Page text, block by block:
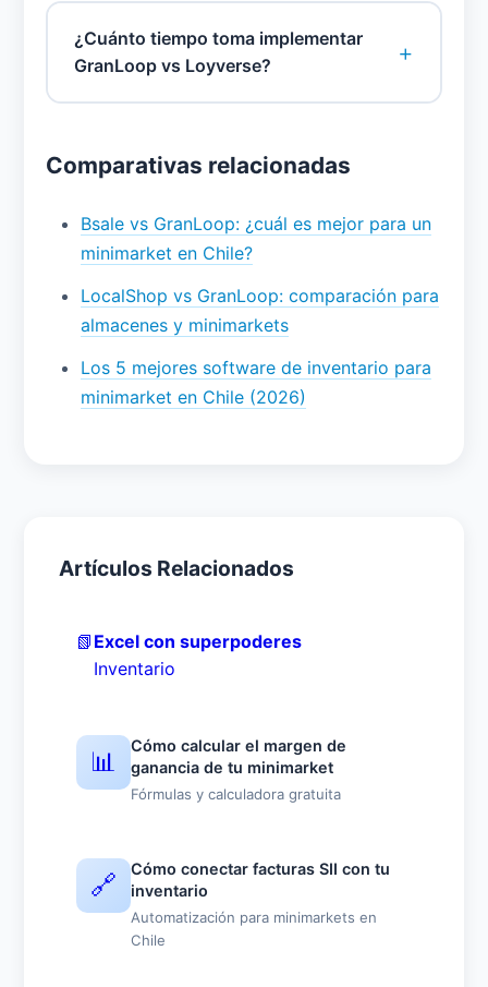
¿Cuánto tiempo toma implementar
GranLoop vs Loyverse?
+
Comparativas relacionadas
Bsale vs GranLoop: ¿cuál es mejor para un
minimarket en Chile?
LocalShop vs GranLoop: comparación para
almacenes y minimarkets
Los 5 mejores software de inventario para
minimarket en Chile (2026)
Artículos Relacionados
📗 Excel con superpoderes
Inventario
📊
Cómo calcular el margen de
ganancia de tu minimarket
Fórmulas y calculadora gratuita
🔗
Cómo conectar facturas SII con tu
inventario
Automatización para minimarkets en
Chile